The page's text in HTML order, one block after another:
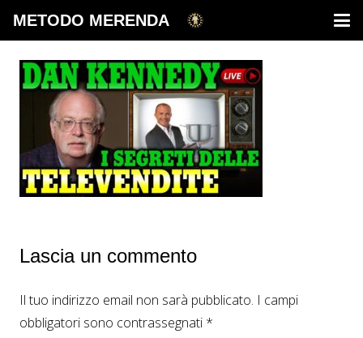
METODO MERENDA
Lascia un commento
Il tuo indirizzo email non sarà pubblicato. I campi
obbligatori sono contrassegnati *